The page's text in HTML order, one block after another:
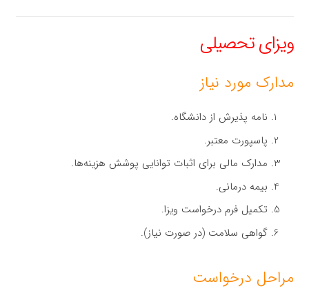
ویزای تحصیلی
مدارک مورد نیاز
نامه پذیرش از دانشگاه.
پاسپورت معتبر.
مدارک مالی برای اثبات توانایی پوشش هزینه‌ها.
بیمه درمانی.
تکمیل فرم درخواست ویزا.
گواهی سلامت (در صورت نیاز).
مراحل درخواست